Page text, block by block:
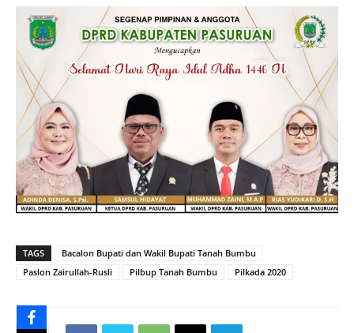
TAGS
Bacalon Bupati dan Wakil Bupati Tanah Bumbu
Paslon Zairullah-Rusli
Pilbup Tanah Bumbu Pilkada 2020